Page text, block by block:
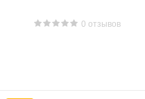
0 отзывов